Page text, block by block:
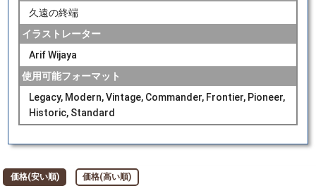
久遠の終端
イラストレーター
Arif Wijaya
使用可能フォーマット
Legacy, Modern, Vintage, Commander, Frontier, Pioneer,
Historic, Standard
価格(安い順) 価格(高い順)